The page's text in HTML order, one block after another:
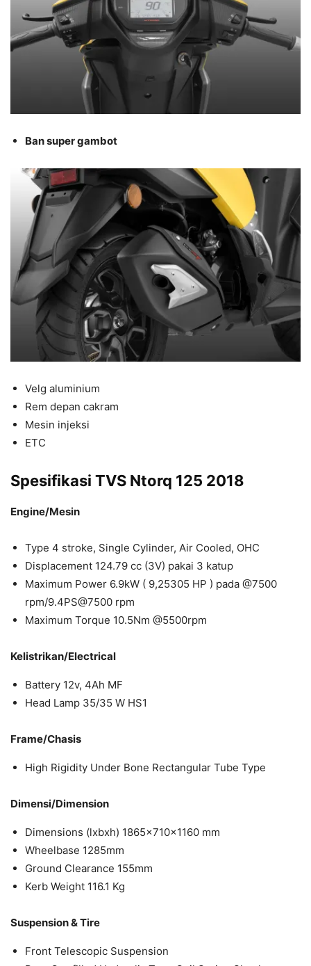
Ban super gambot
Velg aluminium
Rem depan cakram
Mesin injeksi
ETC
Spesifikasi TVS Ntorq 125 2018
Engine/Mesin
Type 4 stroke, Single Cylinder, Air Cooled, OHC
Displacement 124.79 cc (3V) pakai 3 katup
Maximum Power 6.9kW ( 9,25305 HP ) pada @7500
rpm/9.4PS@7500 rpm
Maximum Torque 10.5Nm @5500rpm
Kelistrikan/Electrical
Battery 12v, 4Ah MF
Head Lamp 35/35 W HS1
Frame/Chasis
High Rigidity Under Bone Rectangular Tube Type
Dimensi/Dimension
Dimensions (lxbxh) 1865x710x1160 mm
Wheelbase 1285mm
Ground Clearance 155mm
Kerb Weight 116.1 Kg
Suspension & Tire
Front Telescopic Suspension